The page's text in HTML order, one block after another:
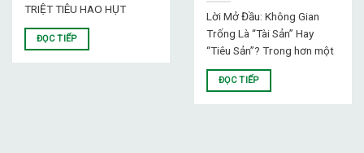
TRIỆT TIÊU HAO HỤT
ĐỌC TIẾP
Lời Mở Đầu: Không Gian
Trống Là “Tài Sản” Hay
“Tiêu Sản”? Trong hơn một
ĐỌC TIẾP